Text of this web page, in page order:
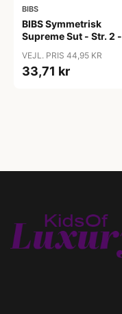
BIBS
BIBS Symmetrisk
Supreme Sut - Str. 2 -
VEJL. PRIS 44,95 KR
33,71 kr